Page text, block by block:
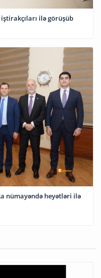
ilə görüşüb
nümayəndə heyətləri ilə